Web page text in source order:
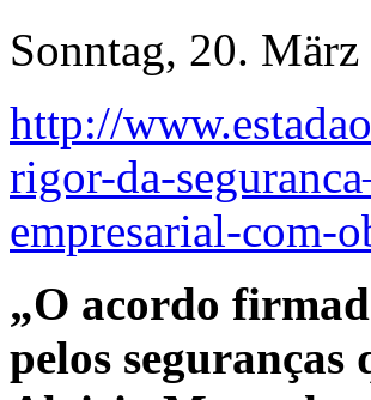
Sonntag, 20.
http://
rigor-da-
empresarial-com-
„O acordo
pelos